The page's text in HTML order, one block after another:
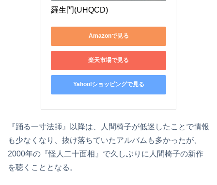
羅生門(UHQCD)
Amazonで見る
楽天市場で見る
Yahoo!ショッピングで見る
『踊る一寸法師』以降は、人間椅子が低迷したことで情報
も少なくなり、抜け落ちていたアルバムも多かったが、
2000年の『怪人二十面相』で久しぶりに人間椅子の新作
を聴くこととなる。